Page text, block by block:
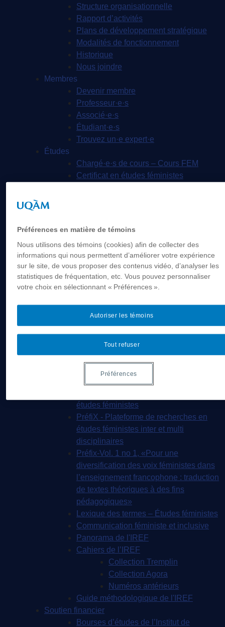
Structure organisationnelle
Rapport d’activités
Plans de développement stratégique
Modalités de fonctionnement
Historique
Nous joindre
Membres
Devenir membre
Professeur·e·s
Associé·e·s
Étudiant·e·s
Trouvez un·e expert·e
Études
Chargé·e·s de cours – Cours FEM
Certificat en études féministes
Hiver 2020
Concentration de 2e cycle en études
féministes
Concentration de 3e cycle en études
Recherches en cours
Soutien et développement
Partenaires et collaborations
Professeur·e·s associé·e·s
études féministes
PréfiX - Plateforme de recherches en
études féministes inter et multi
disciplinaires
Préfix-Vol. 1 no 1, «Pour une
diversification des voix féministes dans
l’enseignement francophone : traduction
de textes théoriques à des fins
pédagogiques»
Lexique des termes – Études féministes
Communication féministe et inclusive
Panorama de l'IREF
Cahiers de l’IREF
Collection Tremplin
Collection Agora
Numéros antérieurs
Guide méthodologique de l'IREF
Soutien financier
Bourses d’études de l’Institut de
Préférences en matière de témoins
Nous utilisons des témoins (cookies) afin de collecter des
informations qui nous permettent d’améliorer votre expérience
sur le site, de vous proposer des contenus vidéo, d’analyser les
statistiques de fréquentation, etc. Vous pouvez personnaliser
votre choix en sélectionnant « Préférences ».
Tout refuser
Autoriser les témoins
Préférences